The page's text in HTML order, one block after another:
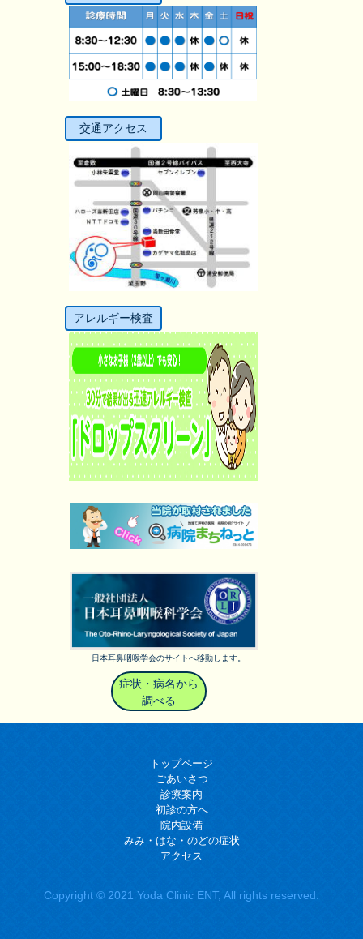
交通アクセス
アレルギー検査
日本耳鼻咽喉学会のサイトへ移動します。
症状・病名から
調べる
トップページ
ごあいさつ
診療案内
初診の方へ
院内設備
みみ・はな・のどの症状
アクセス
Copyright © 2021 Yoda Clinic ENT, All rights reserved.